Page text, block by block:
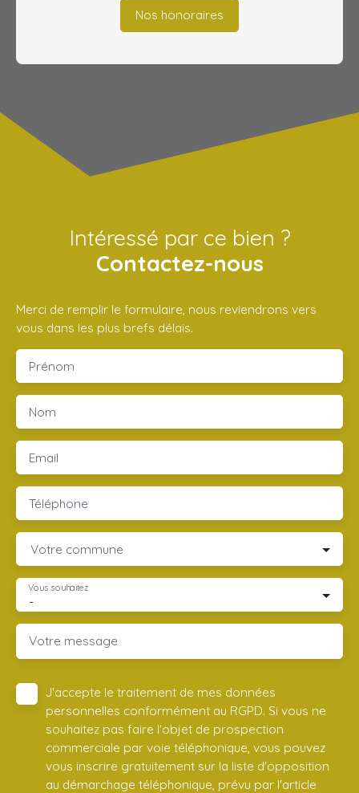
Nos honoraires
Intéressé par ce bien ?
Contactez-nous
Merci de remplir le formulaire, nous reviendrons vers
vous dans les plus brefs délais.
Prénom
Nom
Email
Téléphone
Votre commune
-
Vous souhaitez
Votre message
J'accepte le traitement de mes données
personnelles conformément au RGPD. Si vous ne
souhaitez pas faire l'objet de prospection
commerciale par voie téléphonique, vous pouvez
vous inscrire gratuitement sur la liste d'opposition
au démarchage téléphonique, prévu par l'article